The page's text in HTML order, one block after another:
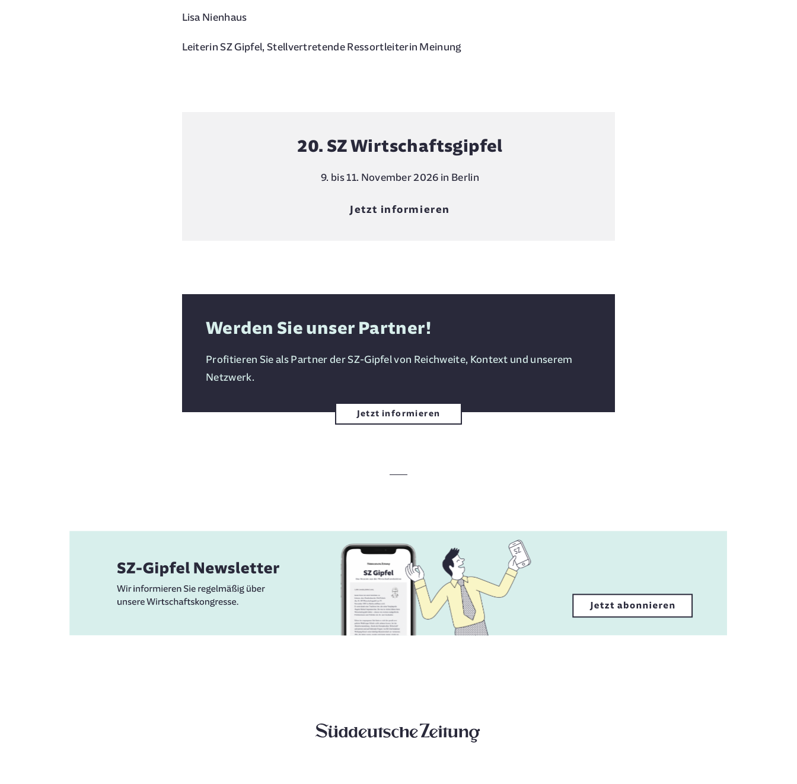
Lisa Nienhaus
Leiterin SZ Gipfel, Stellvertretende Ressortleiterin Meinung
20. SZ Wirtschaftsgipfel
9. bis 11. November 2026 in Berlin
Jetzt informieren
Werden Sie unser Partner!
Profitieren Sie als Partner der SZ-Gipfel von Reichweite, Kontext und unserem
Netzwerk.
Jetzt informieren